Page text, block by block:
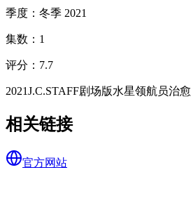
季度 ： 冬季 2021
集数 ： 1
评分 ： 7.7
2021J.C.STAFF剧场版水星领航员治愈
相关链接
官方网站